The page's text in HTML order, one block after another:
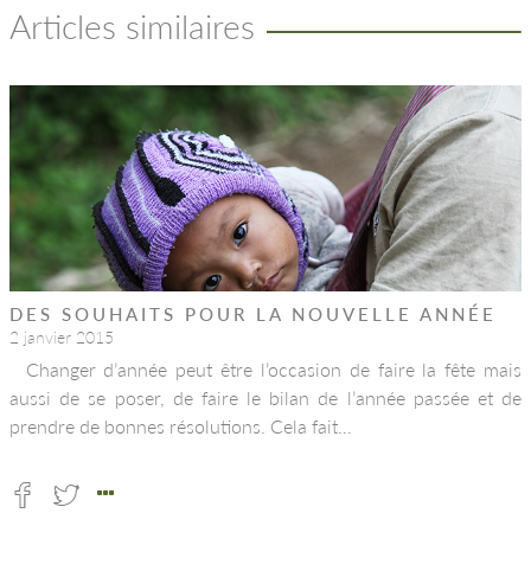
Articles similaires
DES SOUHAITS POUR LA NOUVELLE ANNÉE
2 janvier 2015
Changer d’année peut être l’occasion de faire la fête mais
aussi de se poser, de faire le bilan de l’année passée et de
prendre de bonnes résolutions. Cela fait…